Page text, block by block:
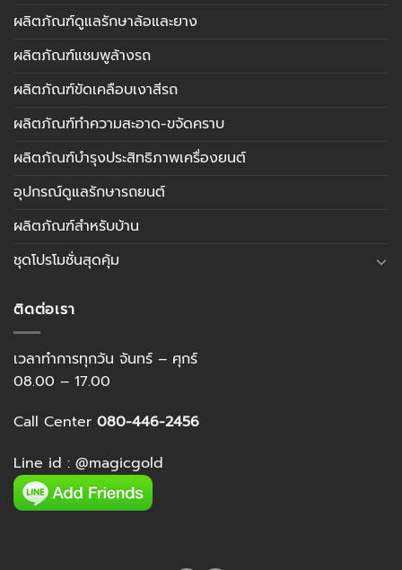
ผลิตภัณฑ์ดูแลรักษาล้อและยาง
ผลิตภัณฑ์แชมพูล้างรถ
ผลิตภัณฑ์ขัดเคลือบเงาสีรถ
ผลิตภัณฑ์ทำความสะอาด-ขจัดคราบ
ผลิตภัณฑ์บำรุงประสิทธิภาพเครื่องยนต์
อุปกรณ์ดูแลรักษารถยนต์
ผลิตภัณฑ์สำหรับบ้าน
ชุดโปรโมชั่นสุดคุ้ม
ติดต่อเรา
เวลาทำการทุกวัน จันทร์ – ศุกร์
08.00 – 17.00
Call Center 080-446-2456
Line id : @magicgold